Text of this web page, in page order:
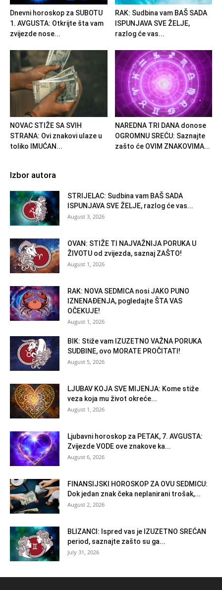
Dnevni horoskop za SUBOTU
1. AVGUSTA: Otkrijte šta vam
zvijezde nose...
RAK: Sudbina vam BAŠ SADA
ISPUNJAVA SVE ŽELJE,
razlog će vas...
NOVAC STIŽE SA SVIH
STRANA: Ovi znakovi ulaze u
toliko IMUĆAN...
NAREDNA TRI DANA donose
OGROMNU SREĆU: Saznajte
zašto će OVIM ZNAKOVIMA...
Izbor autora
STRIJELAC: Sudbina vam BAŠ SADA
ISPUNJAVA SVE ŽELJE, razlog će vas...
August 3, 2026
OVAN: STIŽE TI NAJVAŽNIJA PORUKA U
ŽIVOTU od zvijezda, saznaj ZAŠTO!
August 1, 2026
RAK: NOVA SEDMICA nosi JAKO PUNO
IZNENAĐENJA, pogledajte ŠTA VAS
OČEKUJE!
August 1, 2026
BIK: Stiže vam IZUZETNO VAŽNA PORUKA
SUDBINE, ovo MORATE PROČITATI!
August 5, 2026
LJUBAV KOJA SVE MIJENJA: Kome stiže
veza koja mu život okreće...
August 1, 2026
Ljubavni horoskop za PETAK, 7. AVGUSTA:
Zvijezde VODE ove znakove ka...
August 6, 2026
FINANSIJSKI HOROSKOP ZA OVU SEDMICU:
Dok jedan znak čeka neplanirani trošak,...
August 2, 2026
BLIZANCI: Ispred vas je IZUZETNO SREĆAN
period, saznajte zašto su ga...
July 31, 2026